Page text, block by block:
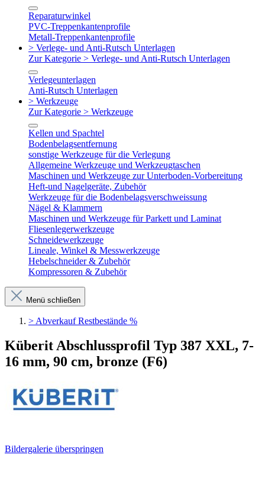
Reparaturwinkel
PVC-Treppenkantenprofile
Metall-Treppenkantenprofile
> Verlege- und Anti-Rutsch Unterlagen
Zur Kategorie > Verlege- und Anti-Rutsch Unterlagen
Verlegeunterlagen
Anti-Rutsch Unterlagen
> Werkzeuge
Zur Kategorie > Werkzeuge
Kellen und Spachtel
Bodenbelagsentfernung
sonstige Werkzeuge für die Verlegung
Allgemeine Werkzeuge und Werkzeugtaschen
Maschinen und Werkzeuge zur Unterboden-Vorbereitung
Heft-und Nagelgeräte, Zubehör
Werkzeuge für die Bodenbelagsverschweissung
Nägel & Klammern
Maschinen und Werkzeuge für Parkett und Laminat
Fliesenlegerwerkzeuge
Schneidewerkzeuge
Lineale, Winkel & Messwerkzeuge
Hebelschneider & Zubehör
Kompressoren & Zubehör
Menü schließen
> Abverkauf Restbestände %
Küberit Abschlussprofil Typ 387 XXL, 7-
16 mm, 90 cm, bronze (F6)
Bildergalerie überspringen